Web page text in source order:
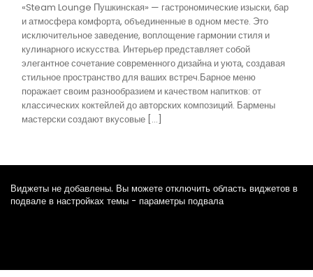
«Steam Lounge Пушкинская» — гастрономические изыски, бар
и атмосфера комфорта, объединенные в одном месте. Это
исключительное заведение, воплощение гармонии стиля и
кулинарного искусства. Интерьер представляет собой
элегантное сочетание современного дизайна и уюта, создавая
стильное пространство для ваших встреч.Барное меню
поражает своим разнообразием и качеством напитков: от
классических коктейлей до авторских композиций. Бармены
мастерски создают вкусовые […]
Виджеты не добавлены. Вы можете отключить область виджетов в
подвале в настройках темы - параметры подвала